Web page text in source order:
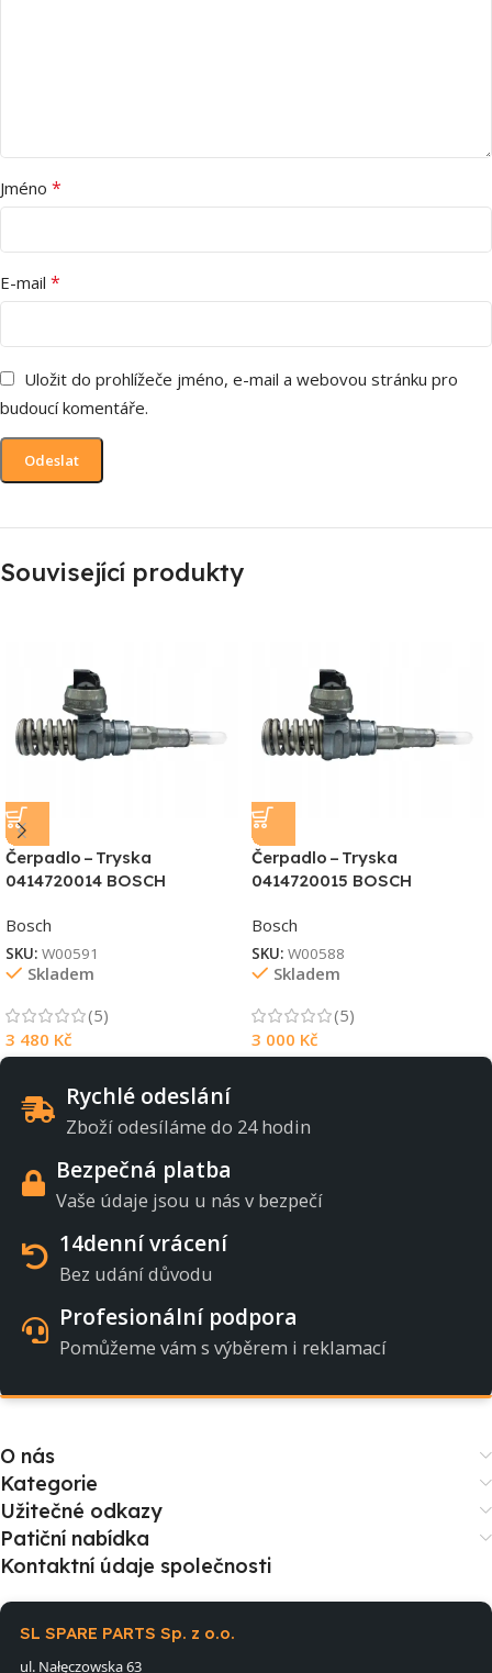
Jméno *
E-mail *
Uložit do prohlížeče jméno, e-mail a webovou stránku pro
budoucí komentáře.
Související produkty
Čerpadlo – Tryska
0414720014 BOSCH
Bosch
SKU: W00591
Skladem
(5)
3 480 Kč
Čerpadlo – Tryska
0414720015 BOSCH
Bosch
SKU: W00588
Skladem
(5)
3 000 Kč
Rychlé odeslání
Zboží odesíláme do 24 hodin
Bezpečná platba
Vaše údaje jsou u nás v bezpečí
14denní vrácení
Bez udání důvodu
Profesionální podpora
Pomůžeme vám s výběrem i reklamací
O nás
Kategorie
Užitečné odkazy
Patiční nabídka
Kontaktní údaje společnosti
SL SPARE PARTS Sp. z o.o.
ul. Nałęczowska 63